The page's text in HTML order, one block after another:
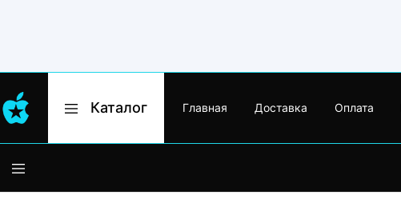
Apple
Moskow
Оригинальная
техника
гарантией,
доставкой
по
Каталог Главная Доставка Оплата